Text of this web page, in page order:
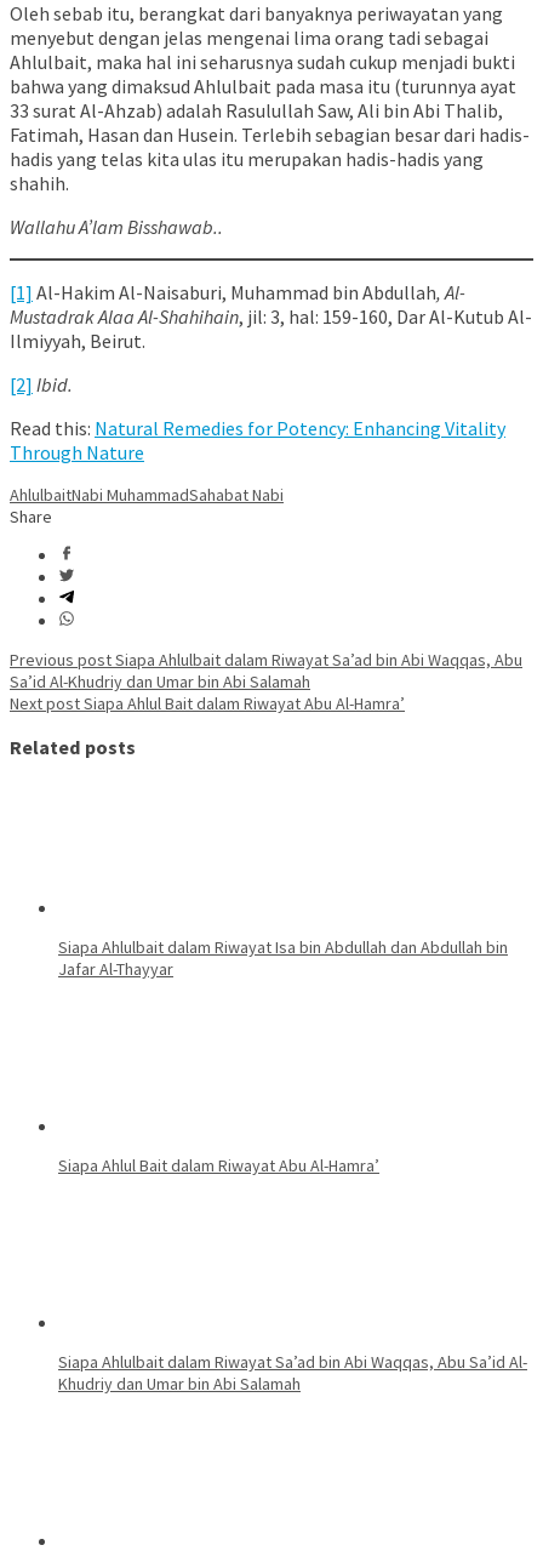
Oleh sebab itu, berangkat dari banyaknya periwayatan yang
menyebut dengan jelas mengenai lima orang tadi sebagai
Ahlulbait, maka hal ini seharusnya sudah cukup menjadi bukti
bahwa yang dimaksud Ahlulbait pada masa itu (turunnya ayat
33 surat Al-Ahzab) adalah Rasulullah Saw, Ali bin Abi Thalib,
Fatimah, Hasan dan Husein. Terlebih sebagian besar dari hadis-
hadis yang telas kita ulas itu merupakan hadis-hadis yang
shahih.
Wallahu A’lam Bisshawab..
[1] Al-Hakim Al-Naisaburi, Muhammad bin Abdullah, Al-
Mustadrak Alaa Al-Shahihain, jil: 3, hal: 159-160, Dar Al-Kutub Al-
Ilmiyyah, Beirut.
[2] Ibid.
Read this: Natural Remedies for Potency: Enhancing Vitality
Through Nature
AhlulbaitNabi MuhammadSahabat Nabi
Share
Post
navigation
Previous postSiapa Ahlulbait dalam Riwayat Sa’ad bin Abi Waqqas, Abu
Sa’id Al-Khudriy dan Umar bin Abi Salamah
Next postSiapa Ahlul Bait dalam Riwayat Abu Al-Hamra’
Related posts
Siapa Ahlulbait dalam Riwayat Isa bin Abdullah dan Abdullah bin
Jafar Al-Thayyar
Siapa Ahlul Bait dalam Riwayat Abu Al-Hamra’
Siapa Ahlulbait dalam Riwayat Sa’ad bin Abi Waqqas, Abu Sa’id Al-
Khudriy dan Umar bin Abi Salamah